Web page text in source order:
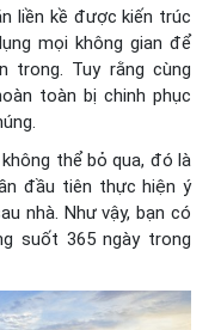
liền kề được kiến trúc
mọi không gian để
trong. Tuy rằng cùng
toàn bị chinh phục
thể bỏ qua, đó là
đầu tiên thực hiện ý
nhà. Như vậy, bạn có
suốt 365 ngày trong